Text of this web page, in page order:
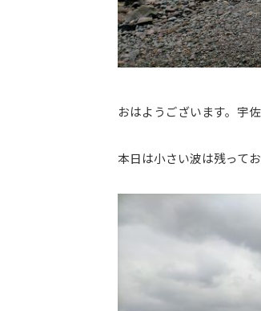
おはようございます。宇佐
本日は小さい波は残って